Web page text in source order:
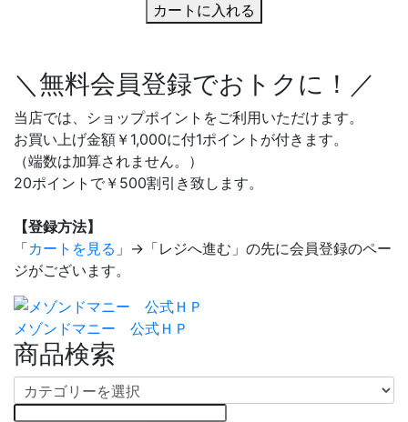
カートに入れる
＼無料会員登録でおトクに！／
当店では、ショップポイントをご利用いただけます。
お買い上げ金額￥1,000に付1ポイントが付きます。
（端数は加算されません。）
20ポイントで￥500割引き致します。
【登録方法】
「カートを見る 」→「レジへ進む」の先に会員登録のペー
ジがございます。
メゾンドマニー 公式ＨＰ
商品検索